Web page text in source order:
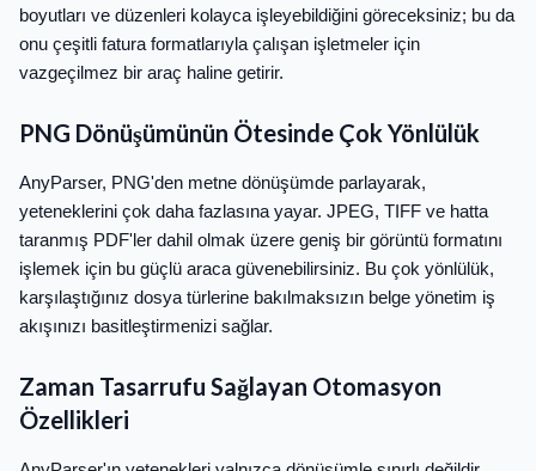
boyutları ve düzenleri kolayca işleyebildiğini göreceksiniz; bu da
onu çeşitli fatura formatlarıyla çalışan işletmeler için
vazgeçilmez bir araç haline getirir.
PNG Dönüşümünün Ötesinde Çok Yönlülük
AnyParser, PNG'den metne dönüşümde parlayarak,
yeteneklerini çok daha fazlasına yayar. JPEG, TIFF ve hatta
taranmış PDF'ler dahil olmak üzere geniş bir görüntü formatını
işlemek için bu güçlü araca güvenebilirsiniz. Bu çok yönlülük,
karşılaştığınız dosya türlerine bakılmaksızın belge yönetim iş
akışınızı basitleştirmenizi sağlar.
Zaman Tasarrufu Sağlayan Otomasyon
Özellikleri